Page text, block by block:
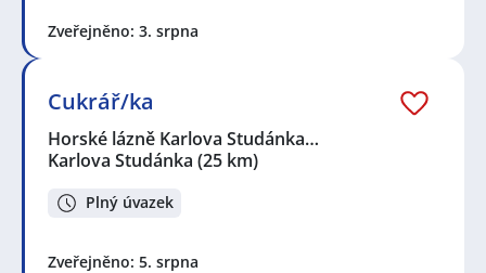
Zveřejněno: 3. srpna
Cukrář/ka
Horské lázně Karlova Studánka…
Karlova Studánka (25 km)
Plný úvazek
Zveřejněno: 5. srpna